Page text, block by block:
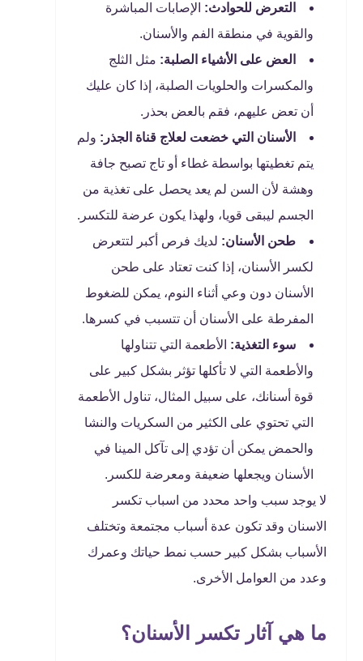
التعرض للحوادث: الإصابات المباشرة
والقوية في منطقة الفم والأسنان.
العض على الأشياء الصلبة: مثل الثلج
والمكسرات والحلويات الصلبة، إذا كان عليك
أن تعض عليهم، فقم بالعض بحذر.
الأسنان التي خضعت لعلاج قناة الجذر: ولم
يتم تغطيتها بواسطة غطاء أو تاج تصبح جافة
وهشة لأن السن لم يعد يحصل على تغذية من
الجسم ليبقى قويا، ولهذا يكون عرضة للتكسر.
طحن الأسنان: لديك فرص أكبر لتتعرض
لكسر الأسنان، إذا كنت تعتاد على طحن
الأسنان دون وعي أثناء النوم، يمكن للضغوط
المفرطة على الأسنان أن تتسبب في كسرها.
سوء التغذية: الأطعمة التي تتناولها
والأطعمة التي لا تأكلها تؤثر بشكل كبير على
قوة أسنانك، على سبيل المثال، تناول الأطعمة
التي تحتوي على الكثير من السكريات والنشا
والحمض يمكن أن تؤدي إلى تآكل المينا في
الأسنان ويجعلها ضعيفة ومعرضة للكسر.
لا يوجد سبب واحد محدد من اسباب تكسر
الاسنان وقد تكون عدة أسباب مجتمعة وتختلف
الأسباب بشكل كبير حسب نمط حياتك وعمرك
وعدد من العوامل الأخرى.
ما هي آثار تكسر الأسنان؟